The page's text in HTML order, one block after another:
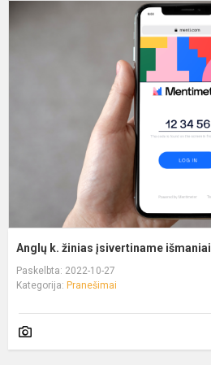
Anglų k. žinias įsivertiname išmaniai
Paskelbta: 2022-10-27
Kategorija: Pranešimai